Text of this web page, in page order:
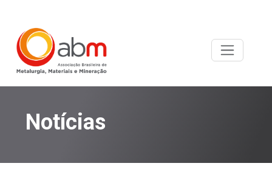
Notícias